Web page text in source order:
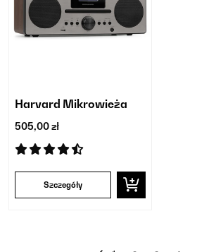
Harvard Mikrowieża
505,00 zł
Szczegóły